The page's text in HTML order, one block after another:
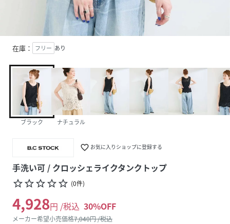
在庫： フリー あり
ブラック ナチュラル
favorite_border お気に入りショップに登録する
手洗い可 / クロッシェライクタンクトップ
star_borderstar_borderstar_borderstar_borderstar_border (0件)
4,928円 /税込 30%OFF
メーカー希望小売価格7,040円 /税込